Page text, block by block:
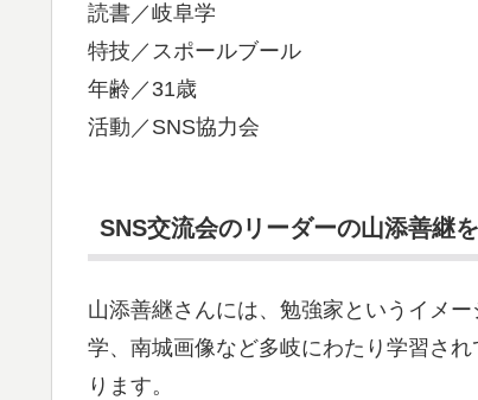
読書／岐阜学
特技／スポールブール
年齢／31歳
活動／SNS協力会
SNS交流会のリーダーの山添善継
山添善継さんには、勉強家というイメ
学、南城画像など多岐にわたり学習さ
ります。